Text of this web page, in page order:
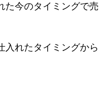
た今のタイミングで売
入れたタイミングから